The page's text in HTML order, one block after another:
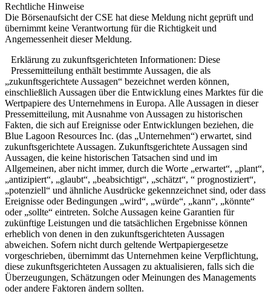
Rechtliche Hinweise
Die Börsenaufsicht der CSE hat diese Meldung nicht geprüft und
übernimmt keine Verantwortung für die Richtigkeit und
Angemessenheit dieser Meldung.
Erklärung zu zukunftsgerichteten Informationen: Diese
Pressemitteilung enthält bestimmte Aussagen, die als
„zukunftsgerichtete Aussagen“ bezeichnet werden können,
einschließlich Aussagen über die Entwicklung eines Marktes für die
Wertpapiere des Unternehmens in Europa. Alle Aussagen in dieser
Pressemitteilung, mit Ausnahme von Aussagen zu historischen
Fakten, die sich auf Ereignisse oder Entwicklungen beziehen, die
Blue Lagoon Resources Inc. (das „Unternehmen“) erwartet, sind
zukunftsgerichtete Aussagen. Zukunftsgerichtete Aussagen sind
Aussagen, die keine historischen Tatsachen sind und im
Allgemeinen, aber nicht immer, durch die Worte „erwartet“, „plant“,
„antizipiert“, „glaubt“, „beabsichtigt“, „schätzt“, “ prognostiziert“,
„potenziell“ und ähnliche Ausdrücke gekennzeichnet sind, oder dass
Ereignisse oder Bedingungen „wird“, „würde“, „kann“, „könnte“
oder „sollte“ eintreten. Solche Aussagen keine Garantien für
zukünftige Leistungen und die tatsächlichen Ergebnisse können
erheblich von denen in den zukunftsgerichteten Aussagen
abweichen. Sofern nicht durch geltende Wertpapiergesetze
vorgeschrieben, übernimmt das Unternehmen keine Verpflichtung,
diese zukunftsgerichteten Aussagen zu aktualisieren, falls sich die
Überzeugungen, Schätzungen oder Meinungen des Managements
oder andere Faktoren ändern sollten.